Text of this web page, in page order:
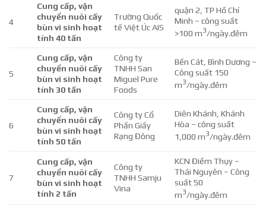
4
Cung cấp, vận
chuyển nuôi cấy
bùn vi sinh hoạt
tính 40 tấn
Trường Quốc
tế Việt Úc AIS
quận 2, TP Hồ Chí
Minh – công suất
>100 m3/ngày.đêm
5
Cung cấp, vận
chuyển nuôi cấy
bùn vi sinh hoạt
tính 30 tấn
Công ty
TNHH San
Miguel Pure
Foods
Bến Cát, Bình Dương –
Công suất 150
m3/ngày.đêm
6
Cung cấp, vận
chuyển nuôi cấy
bùn vi sinh hoạt
tính 50 tấn
Công ty Cổ
Phần Giấy
Rạng Đông
Diên Khánh, Khánh
Hòa – công suất
1,000 m3/ngày.đêm
7
Cung cấp, vận
chuyển nuôi cấy
bùn vi sinh hoạt
tính 2 tấn
Công ty
TNHH Samju
Vina
KCN Điềm Thụy –
Thái Nguyên – Công
suất 50
m3/ngày.đêm